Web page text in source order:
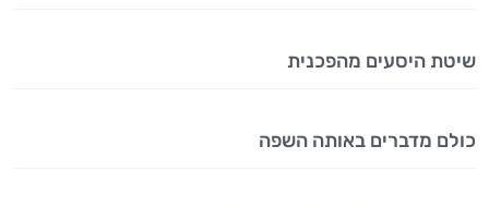
שיטת היסעים מהפכנית
כולם מדברים באותה השפה